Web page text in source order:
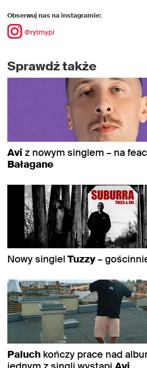
Obserwuj nas na instagramie:
@rytmypl
Sprawdź także
Avi z nowym singlem – na
Bałagane
Nowy singielTuzzy–
Paluch kończy prace nad